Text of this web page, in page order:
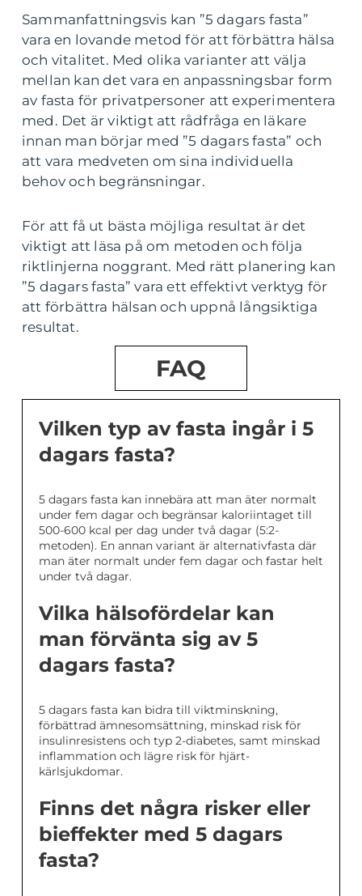
Sammanfattningsvis kan ”5 dagars fasta”
vara en lovande metod för att förbättra hälsa
och vitalitet. Med olika varianter att välja
mellan kan det vara en anpassningsbar form
av fasta för privatpersoner att experimentera
med. Det är viktigt att rådfråga en läkare
innan man börjar med ”5 dagars fasta” och
att vara medveten om sina individuella
behov och begränsningar.
För att få ut bästa möjliga resultat är det
viktigt att läsa på om metoden och följa
riktlinjerna noggrant. Med rätt planering kan
”5 dagars fasta” vara ett effektivt verktyg för
att förbättra hälsan och uppnå långsiktiga
resultat.
FAQ
Vilken typ av fasta ingår i 5
dagars fasta?
5 dagars fasta kan innebära att man äter normalt
under fem dagar och begränsar kaloriintaget till
500-600 kcal per dag under två dagar (5:2-
metoden). En annan variant är alternativfasta där
man äter normalt under fem dagar och fastar helt
under två dagar.
Vilka hälsofördelar kan
man förvänta sig av 5
dagars fasta?
5 dagars fasta kan bidra till viktminskning,
förbättrad ämnesomsättning, minskad risk för
insulinresistens och typ 2-diabetes, samt minskad
inflammation och lägre risk för hjärt-
kärlsjukdomar.
Finns det några risker eller
bieffekter med 5 dagars
fasta?